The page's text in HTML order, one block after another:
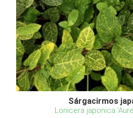
Sárgacirmos
Lonicera japonica